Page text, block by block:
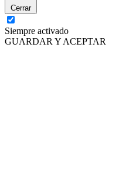
Cerrar
Siempre activado
GUARDAR Y ACEPTAR